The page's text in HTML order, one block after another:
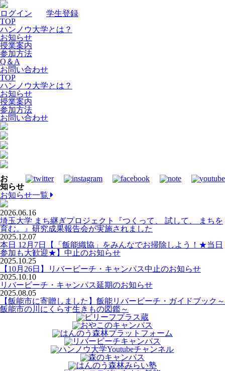
ログイン
学生登録
TOP
ハンノウ大学とは？
お知らせ
授業案内
参加方法
Q＆A
お問い合わせ
TOP
ハンノウ大学とは？
お知らせ
授業案内
参加方法
お問い合わせ
お
知らせ
お知らせ一覧
2026.06.16
埼玉大学 まち継ぎプロジェクト『つくって、 試して、 まちを
育む。』研究成果報告会が実施されました
2025.12.07
本日 12月7日【「飯能織協」をみんなでお掃除しよう！★当日
参加も大歓迎★】中止のお知らせ
2025.10.25
【10月26日】リバービーチ・キャンパス中止のお知らせ
2025.10.10
リバービーチ・キャンパス延期のお知らせ
2025.08.05
【飯能市に寄贈しました】飯能リバービーチ・ガイドブック～
飯能市の川にくらす生きもの図鑑～